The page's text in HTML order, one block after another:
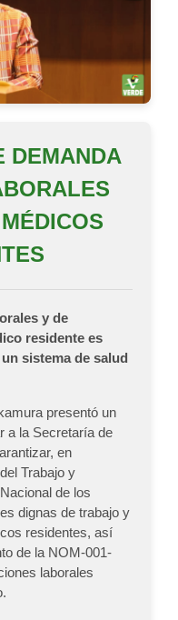
DEMANDA
y de
residente es
sistema de salud
presentó un
a la Secretaría de
en
Trabajo y
de los
dignas de trabajo y
residentes, así
de la NOM-001-
laborales